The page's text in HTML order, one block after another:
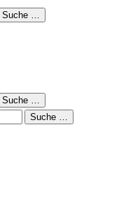
Suche …
Suche …
Suche …